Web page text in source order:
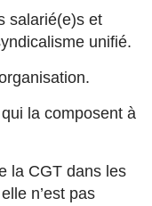
salarié(e)s et
unifié.
la composent à
la CGT dans les
n’est pas